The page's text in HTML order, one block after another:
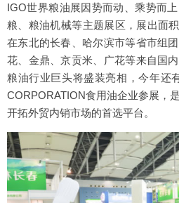
IGO世界粮油展因势而动、乘势而
粮、粮油机械等主题展区，展出面
在东北的长春、哈尔滨市等省市组
花、金鼎、京贡米、广花等来自国
粮油行业巨头将盛装亮相，今年还
CORPORATION食用油企业参展，
开拓外贸内销市场的首选平台。